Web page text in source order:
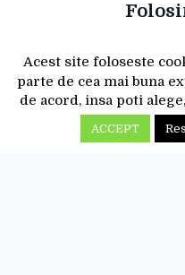
Acest site foloseste
parte de cea mai buna
de acord, insa poti
ACCEPT